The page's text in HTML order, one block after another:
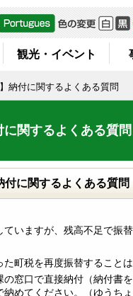
観光・イベント
】納付に関するよくある質問
に関するよくある質問
付に関するよくある質問
いますが、残高不足で振
町税を再度振替することは
の窓口で直接納付（納付書
納めてください。（ゆうち